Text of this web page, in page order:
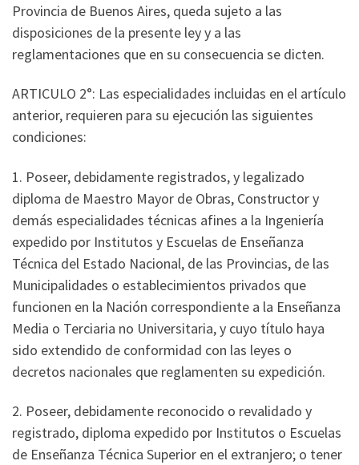
Provincia de Buenos Aires, queda sujeto a las
disposiciones de la presente ley y a las
reglamentaciones que en su consecuencia se dicten.
ARTICULO 2°: Las especialidades incluidas en el artículo
anterior, requieren para su ejecución las siguientes
condiciones:
1. Poseer, debidamente registrados, y legalizado
diploma de Maestro Mayor de Obras, Constructor y
demás especialidades técnicas afines a la Ingeniería
expedido por Institutos y Escuelas de Enseñanza
Técnica del Estado Nacional, de las Provincias, de las
Municipalidades o establecimientos privados que
funcionen en la Nación correspondiente a la Enseñanza
Media o Terciaria no Universitaria, y cuyo título haya
sido extendido de conformidad con las leyes o
decretos nacionales que reglamenten su expedición.
2. Poseer, debidamente reconocido o revalidado y
registrado, diploma expedido por Institutos o Escuelas
de Enseñanza Técnica Superior en el extranjero; o tener